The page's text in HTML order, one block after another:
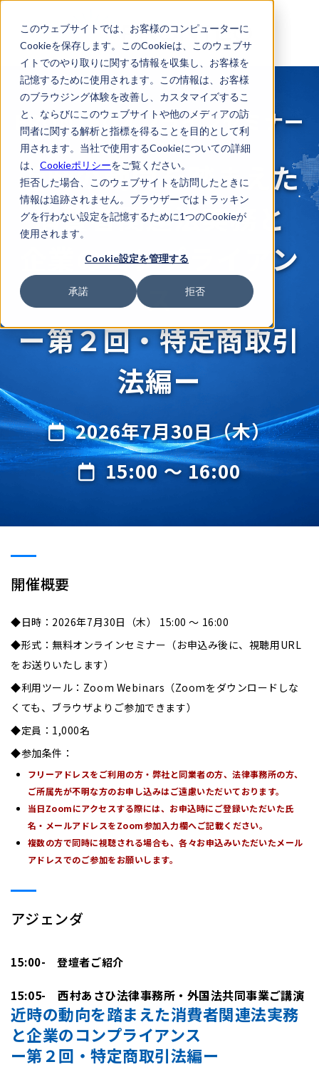
このウェブサイトでは、お客様のコンピューターに
Cookieを保存します。このCookieは、このウェブサ
イトでのやり取りに関する情報を収集し、お客様を
記憶するために使用されます。この情報は、お客様
のブラウジング体験を改善し、カスタマイズするこ
と、ならびにこのウェブサイトや他のメディアの訪
問者に関する解析と指標を得ることを目的として利
用されます。当社で使用するCookieについての詳細
は、 Cookieポリシーをご覧ください。
拒否した場合、このウェブサイトを訪問したときに
情報は追跡されません。ブラウザーではトラッキン
グを行わない設定を記憶するために1つのCookieが
使用されます。
Cookie設定を管理する
承諾 拒否
FRONTEOオンラインセミナー
近時の動向を踏まえた
消費者関連法実務と
企業のコンプライアン
ス
ー第２回・特定商取引
法編ー
2026年7月30日（木）
15:00 ～ 16:00
開催概要
◆日時：2026年7月30日（木） 15:00 ～ 16:00
◆形式：無料オンラインセミナー（お申込み後に、視聴用URL
をお送りいたします）
◆利用ツール：Zoom Webinars（Zoomをダウンロードしな
くても、ブラウザよりご参加できます）
◆定員：1,000名
◆参加条件：
フリーアドレスをご利用の方・弊社と同業者の方、法律事務所の方、
ご所属先が不明な方のお申し込みはご遠慮いただいております。
当日Zoomにアクセスする際には、お申込時にご登録いただいた氏
名・メールアドレスをZoom参加入力欄へご記載ください。
複数の方で同時に視聴される場合も、各々お申込みいただいたメール
アドレスでのご参加をお願いします。
アジェンダ
15:00- 登壇者ご紹介
15:05- 西村あさひ法律事務所・外国法共同事業ご講演
近時の動向を踏まえた消費者関連法実務
と企業のコンプライアンス
ー第２回・特定商取引法編ー